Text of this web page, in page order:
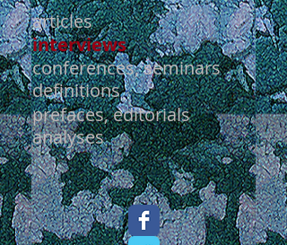
articles
interviews
conferences, seminars
definitions
prefaces, editorials
analyses